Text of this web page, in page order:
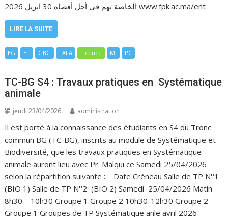
الخاصة بهم في أجل أقصاه 30 ابريل 2026 www.fpk.ac.ma/ent
LIRE LA SUITE
EG ET GBG LALA Licence MI PC
TC-BG S4 : Travaux pratiques en Systématique
animale
jeudi 23/04/2026 administration
Il est porté à la connaissance des étudiants en S4 du Tronc
commun BG (TC-BG), inscrits au module de Systématique et
Biodiversité, que les travaux pratiques en Systématique
animale auront lieu avec Pr. Malqui ce Samedi 25/04/2026
selon la répartition suivante : Date Créneau Salle de TP N°1
(BIO 1) Salle de TP N°2 (BIO 2) Samedi 25/04/2026 Matin
8h30 – 10h30 Groupe 1 Groupe 2 10h30-12h30 Groupe 2
Groupe 1 Groupes de TP Systématique anle avril 2026